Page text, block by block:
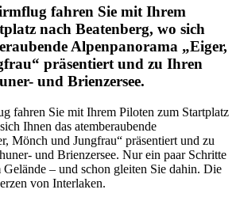
fahren Sie mit Ihrem
nach Beatenberg, wo sich
Alpenpanorama „Eiger,
präsentiert und zu Ihren
und Brienzersee.
fahren Sie mit Ihrem Piloten zum Startplatz
Ihnen das atemberaubende
Mönch und Jungfrau“ präsentiert und zu
und Brienzersee. Nur ein paar Schritte
– und schon gleiten Sie dahin. Die
von Interlaken.